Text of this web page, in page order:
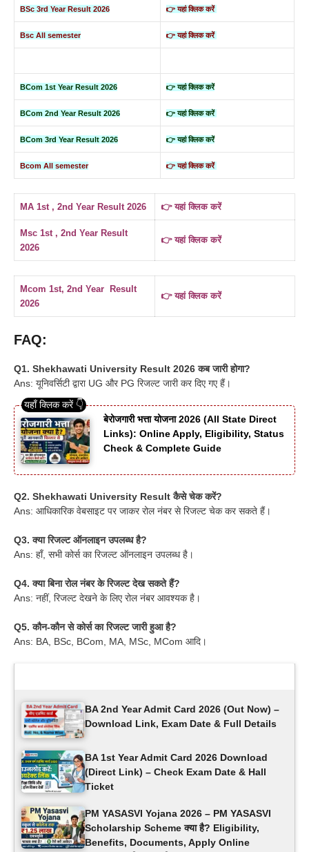
BSc 3rd Year Result 2026 👉 यहां क्लिक करें
Bsc All semester 👉 यहां क्लिक करें
BCom 1st Year Result 2026 👉 यहां क्लिक करें
BCom 2nd Year Result 2026 👉 यहां क्लिक करें
BCom 3rd Year Result 2026 👉 यहां क्लिक करें
Bcom All semester 👉 यहां क्लिक करें
MA 1st , 2nd Year Result 2026 👉 यहां क्लिक करें
Msc 1st , 2nd Year Result
2026
👉 यहां क्लिक करें
Mcom 1st, 2nd Year Result
2026
👉 यहां क्लिक करें
FAQ:
Q1. Shekhawati University Result 2026 कब जारी होगा?
Ans: यूनिवर्सिटी द्वारा UG और PG रिजल्ट जारी कर दिए गए हैं।
बेरोजगारी भत्ता योजना 2026 (All State Direct
Links): Online Apply, Eligibility, Status
Check & Complete Guide
Q2. Shekhawati University Result कैसे चेक करें?
Ans: आधिकारिक वेबसाइट पर जाकर रोल नंबर से रिजल्ट चेक कर सकते हैं।
Q3. क्या रिजल्ट ऑनलाइन उपलब्ध है?
Ans: हाँ, सभी कोर्स का रिजल्ट ऑनलाइन उपलब्ध है।
Q4. क्या बिना रोल नंबर के रिजल्ट देख सकते हैं?
Ans: नहीं, रिजल्ट देखने के लिए रोल नंबर आवश्यक है।
Q5. कौन-कौन से कोर्स का रिजल्ट जारी हुआ है?
Ans: BA, BSc, BCom, MA, MSc, MCom आदि।
BA 2nd Year Admit Card 2026 (Out Now) –
Download Link, Exam Date & Full Details
BA 1st Year Admit Card 2026 Download
(Direct Link) – Check Exam Date & Hall
Ticket
PM YASASVI Yojana 2026 – PM YASASVI
Scholarship Scheme क्या है? Eligibility,
Benefits, Documents, Apply Online